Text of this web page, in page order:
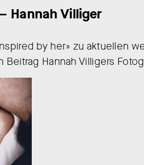
Hannah Villiger
by her» zu aktuellen
Hannah Villigers